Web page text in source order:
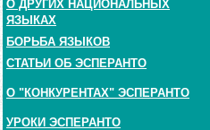
О ДРУГИХ НАЦИОНАЛЬНЫХ
ЯЗЫКАХ
БОРЬБА ЯЗЫКОВ
СТАТЬИ ОБ ЭСПЕРАНТО
О "КОНКУРЕНТАХ" ЭСПЕРАНТО
УРОКИ ЭСПЕРАНТО